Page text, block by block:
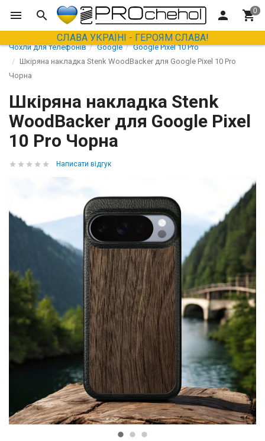
СЛАВА УКРАЇНІ - ГЕРОЯМ СЛАВА!
Чохли для телефонів Google
Google Pixel 10 Pro
Шкіряна накладка Stenk WoodBacker для Google Pixel 10 Pro
Чорна
Шкіряна накладка Stenk
WoodBacker для Google Pixel
10 Pro Чорна
Написати відгук